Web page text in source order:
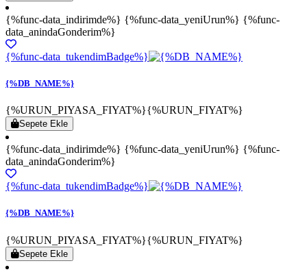
{%func-data_indirimde%} {%func-data_yeniUrun%} {%func-
data_anindaGonderim%}
{%func-data_tukendimBadge%}
{%DB_NAME%}
{%URUN_PIYASA_FIYAT%}{%URUN_FIYAT%}
Sepete Ekle
{%func-data_indirimde%} {%func-data_yeniUrun%} {%func-
data_anindaGonderim%}
{%func-data_tukendimBadge%}
{%DB_NAME%}
{%URUN_PIYASA_FIYAT%}{%URUN_FIYAT%}
Sepete Ekle